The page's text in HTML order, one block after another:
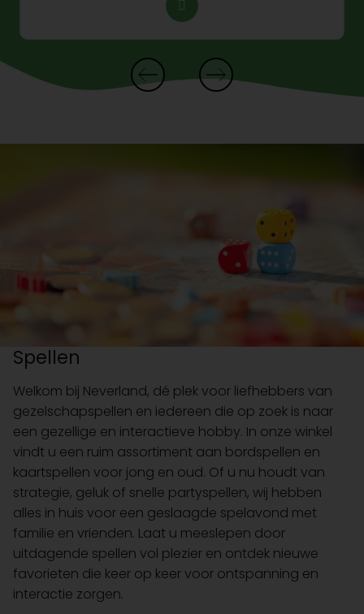
Spellen
Welkom bij Neverland, dé plek voor liefhebbers van
gezelschapspellen en iedereen die op zoek is naar
een gezellige en interactieve hobby. In onze winkel
vindt u een ruim assortiment aan bordspellen en
kaartspellen voor jong en oud. Of u nu houdt van
strategie, geluk of snelle partyspellen, wij hebben
alles in huis voor een geslaagde spelavond met
familie en vrienden. Laat u meeslepen door
uitdagende spellen vol plezier en ontdek nieuwe
favorieten die keer op keer voor ontspanning en
interactie zorgen.